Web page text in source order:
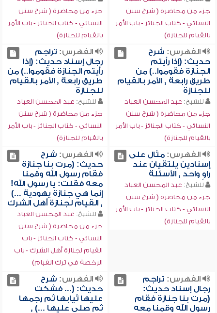
جزء من محاضرة ( شرح سنن
النسائي - كتاب الجنائز - باب الأمر
بالقيام للجنازة)
جزء من محاضرة ( شرح سنن
النسائي - كتاب الجنائز - باب الأمر
بالقيام للجنازة)
الفهرس: شرح
حديث: (إذا رأيتم
الجنازة فقوموا..) من
طريق رابعة , الأمر بالقيام
للجنازة
للشيخ: عبد المحسن العباد
جزء من محاضرة ( شرح سنن
النسائي - كتاب الجنائز - باب الأمر
بالقيام للجنازة)
الفهرس: تراجم
رجال إسناد حديث: (إذا
رأيتم الجنازة فقوموا..) من
طريق رابعة , الأمر بالقيام
للجنازة
للشيخ: عبد المحسن العباد
جزء من محاضرة ( شرح سنن
النسائي - كتاب الجنائز - باب الأمر
بالقيام للجنازة)
الفهرس:مثال على
إسنادين يلتقيان عند
راوٍ واحد , الأسئلة
للشيخ: عبد المحسن العباد
جزء من محاضرة ( شرح سنن
النسائي - كتاب الجنائز - باب الأمر
بالقيام للجنازة)
الفهرس: شرح
حديث: (مرت بنا جنازة
فقام رسول الله وقمنا
معه فقلت: يا رسول الله!
إنما هي جنازة يهودية ...)
, القيام لجنازة أهل الشرك
للشيخ: عبد المحسن العباد
جزء من محاضرة ( شرح سنن
النسائي - كتاب الجنائز - باب
القيام لجنازة أهل الشرك - باب
الرخصة في ترك القيام)
الفهرس: تراجم
رجال إسناد حديث:
(مرت بنا جنازة فقام
رسول الله وقمنا معه
الفهرس: شرح
حديث: (... فشكت
عليها ثيابها ثم رجمها
ثم صلى عليها ...) ,